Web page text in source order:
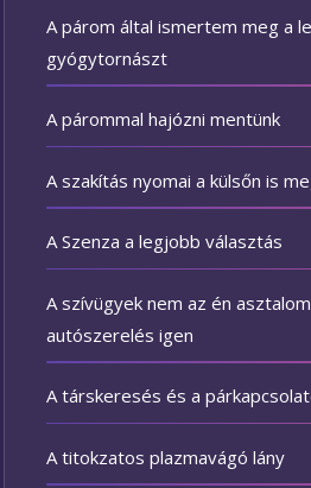
A párom által ismertem meg a
gyógytornászt
A párommal hajózni mentünk
A szakítás nyomai a külsőn is
A Szenza a legjobb választás
A szívügyek nem az én
autószerelés igen
A társkeresés és a
A titokzatos plazmavágó lány